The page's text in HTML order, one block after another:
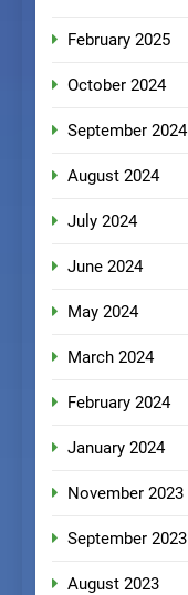
February 2025
October 2024
September 2024
August 2024
July 2024
June 2024
May 2024
March 2024
February 2024
January 2024
November 2023
September 2023
August 2023